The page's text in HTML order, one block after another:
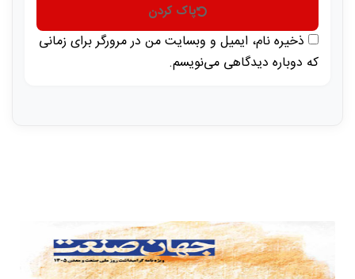
پاک کردن
ذخیره نام، ایمیل و وبسایت من در مرورگر برای زمانی
که دوباره دیدگاهی می‌نویسم.